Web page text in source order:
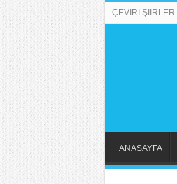
ÇEVİRİ ŞİİRLER
ANASAYFA